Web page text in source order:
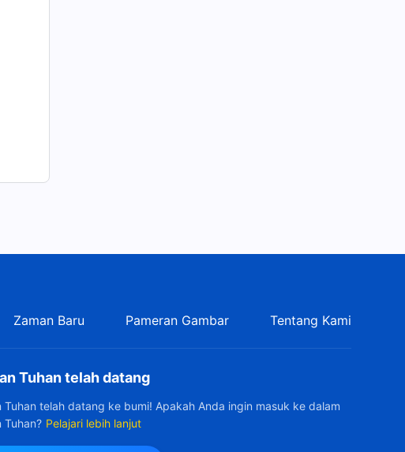
Zaman Baru Pameran Gambar Tentang Kami
Tuhan telah datang
Tuhan telah datang ke bumi! Apakah Anda ingin masuk ke dalam
Tuhan? Pelajari lebih lanjut